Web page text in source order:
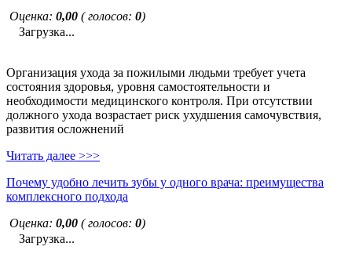
Оценка: 0,00 ( голосов: 0)
Загрузка...
Организация ухода за пожилыми людьми требует учета
состояния здоровья, уровня самостоятельности и
необходимости медицинского контроля. При отсутствии
должного ухода возрастает риск ухудшения самочувствия,
развития осложнений
Читать далее >>>
Почему удобно лечить зубы у одного врача: преимущества
комплексного подхода
Оценка: 0,00 ( голосов: 0)
Загрузка...